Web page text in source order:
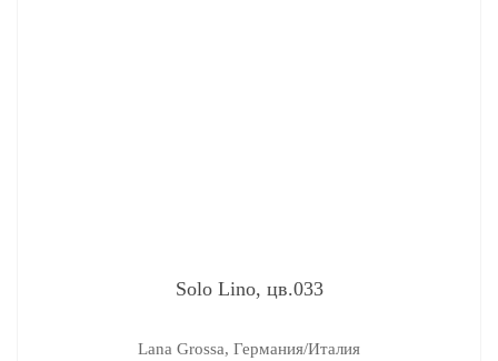
Solo Lino, цв.033
Lana Grossa, Германия/Италия